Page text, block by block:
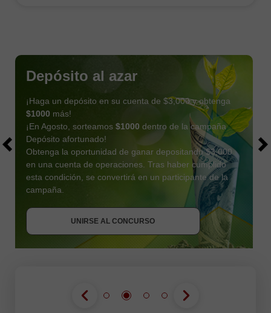
Depósito al azar
¡Haga un depósito en su cuenta de $3,000 y obtenga
$1000 más!
¡En Agosto, sorteamos $1000 dentro de la campaña
Depósito afortunado!
Obtenga la oportunidad de ganar depositando $3,000
en una cuenta de operaciones. Tras haber cumplido
esta condición, se convertirá en un participante de la
campaña.
UNIRSE AL CONCURSO